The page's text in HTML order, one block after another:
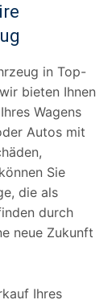
in Top-
bieten Ihnen
Wagens
Autos mit
Sie
die als
durch
neue Zukunft
Ihres